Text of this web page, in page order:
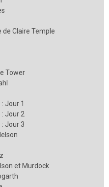
de Claire Temple
Tower
Jour 1
: Jour 2
: Jour 3
et Murdock